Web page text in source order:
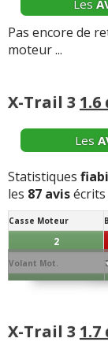
Les
Pas encore de
moteur ...
X-Trail 3 1.6
Les
Statistiques
les 87 avis
Casse Moteur
2
Volant Mot.
0
0 1
X-Trail 3 1.7